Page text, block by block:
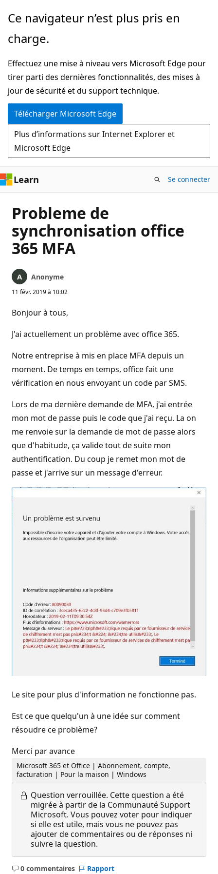
Passer
directement
au
principal
Ce navigateur n’est plus pris en
charge.
Effectuez une mise à niveau vers Microsoft Edge pour
tirer parti des dernières fonctionnalités, des mises à
jour de sécurité et du support technique.
Télécharger Microsoft Edge
Plus d’informations sur Internet Explorer et
Microsoft Edge
Learn Se connecter
Probleme de
synchronisation office
365 MFA
Anonyme
11 févr. 2019 à 10:02
Bonjour à tous,
J'ai actuellement un problème avec office 365.
Notre entreprise à mis en place MFA depuis un
moment. De temps en temps, office fait une
vérification en nous envoyant un code par SMS.
Lors de ma dernière demande de MFA, j'ai entrée
mon mot de passe puis le code que j'ai reçu. La on
me renvoie sur la demande de mot de passe alors
que d'habitude, ça valide tout de suite mon
authentification. Du coup je remet mon mot de
passe et j'arrive sur un message d'erreur.
Le site pour plus d'information ne fonctionne pas.
Est ce que quelqu'un à une idée sur comment
résoudre ce problème?
Merci par avance
Microsoft 365 et Office | Abonnement, compte,
facturation | Pour la maison | Windows
Question verrouillée. Cette question a été
migrée à partir de la Communauté Support
Microsoft. Vous pouvez voter pour indiquer
si elle est utile, mais vous ne pouvez pas
ajouter de commentaires ou de réponses ni
suivre la question.
0 commentaires Rapport